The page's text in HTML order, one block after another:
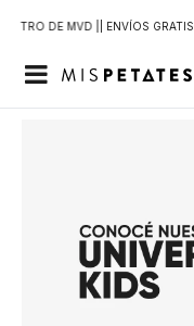
DE MVD | | ENVÍOS GRATIS
